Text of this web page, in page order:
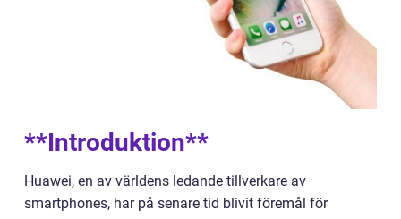
**Introduktion**
Huawei, en av världens ledande tillverkare av
smartphones, har på senare tid blivit föremål för